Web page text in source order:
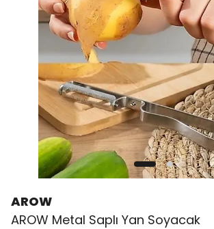
AROW
AROW Metal Saplı Yan Soyacak